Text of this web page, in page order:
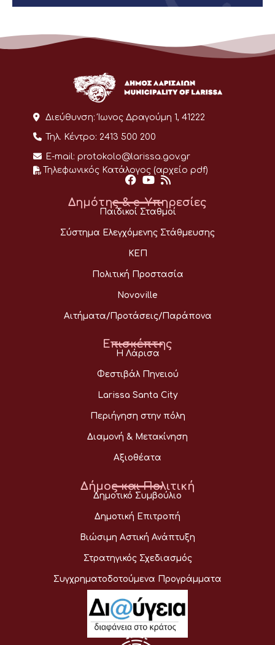
Διεύθυνση: Ίωνος Δραγούμη 1, 41222
Τηλ. Κέντρο: 2413 500 200
E-mail: protokolo@larissa.gov.gr
Τηλεφωνικός Κατάλογος (αρχείο pdf)
Δημότης & e-Υπηρεσίες
Παιδικοί Σταθμοί
Σύστημα Ελεγχόμενης Στάθμευσης
ΚΕΠ
Πολιτική Προστασία
Novoville
Αιτήματα/Προτάσεις/Παράπονα
Επισκέπτης
Η Λάρισα
Φεστιβάλ Πηνειού
Larissa Santa City
Περιήγηση στην πόλη
Διαμονή & Μετακίνηση
Αξιοθέατα
Δήμος και Πολιτική
Δημοτικό Συμβούλιο
Δημοτική Επιτροπή
Βιώσιμη Αστική Ανάπτυξη
Στρατηγικός Σχεδιασμός
Συγχρηματοδοτούμενα Προγράμματα